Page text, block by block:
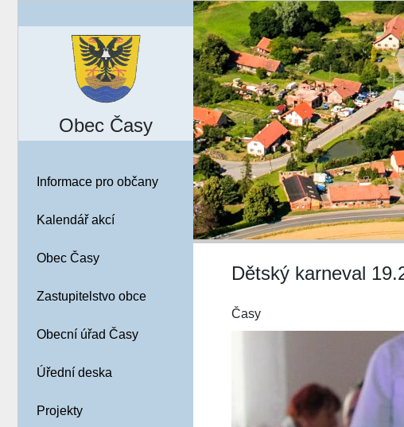
Obec Časy
Informace pro občany
Kalendář akcí
Obec Časy
Zastupitelstvo obce
Obecní úřad Časy
Úřední deska
Projekty
Dětský karneval
Časy